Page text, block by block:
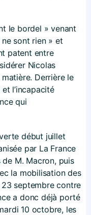
le bordel » venant
sont rien » et
patent entre
Nicolas
Derrière le
et l’incapacité
qui
début juillet
par La France
M. Macron, puis
la mobilisation des
septembre contre
a donc déjà porté
10 octobre, les